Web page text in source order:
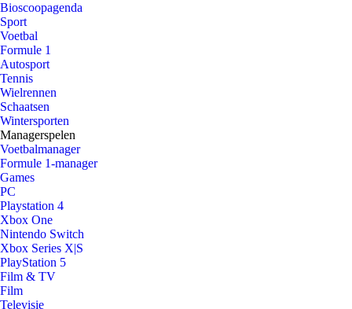
Bioscoopagenda
Sport
Voetbal
Formule 1
Autosport
Tennis
Wielrennen
Schaatsen
Wintersporten
Managerspelen
Voetbalmanager
Formule 1-manager
Games
PC
Playstation 4
Xbox One
Nintendo Switch
Xbox Series X|S
PlayStation 5
Film & TV
Film
Televisie